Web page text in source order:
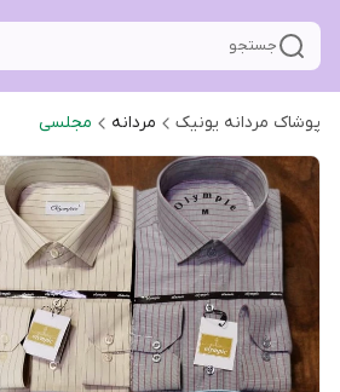
جستجو
پوشاک مردانه یونیک مردانه مجلسی